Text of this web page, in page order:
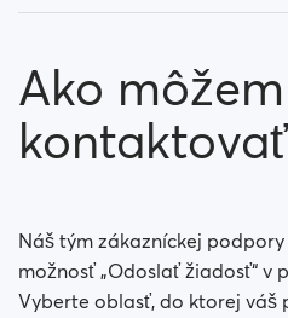
Prečo musím kvôli
mailovú adresu?
Ako môžem
Náš tým zákazníckej
možnosť „Odoslať žiadosť“ v
Vyberte oblasť, do ktorej váš